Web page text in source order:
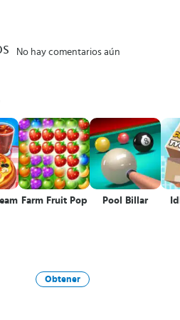
No hay comentarios aún
Farm Fruit Pop Pool Billar
Obtener